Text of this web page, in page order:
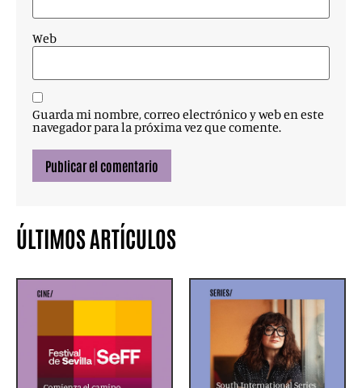
Web
Guarda mi nombre, correo electrónico y web en este
navegador para la próxima vez que comente.
ÚLTIMOS ARTÍCULOS